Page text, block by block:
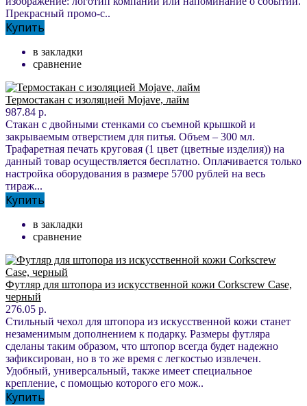
Прекрасный промо-с..
Купить
в закладки
сравнение
Термостакан c изоляцией Mojave, лайм
987.84 р.
Стакан с двойными стенками со съемной крышкой и
закрываемым отверстием для питья. Объем – 300 мл.
Трафаретная печать круговая (1 цвет (цветные изделия)) на
данный товар осуществляется бесплатно. Оплачивается только
настройка оборудования в размере 5700 рублей на весь
тираж...
Купить
в закладки
сравнение
Футляр для штопора из искусственной кожи Corkscrew Case,
черный
276.05 р.
Стильный чехол для штопора из искусственной кожи станет
незаменимым дополнением к подарку. Размеры футляра
сделаны таким образом, что штопор всегда будет надежно
зафиксирован, но в то же время с легкостью извлечен.
Удобный, универсальный, также имеет специальное
крепление, с помощью которого его мож..
Купить